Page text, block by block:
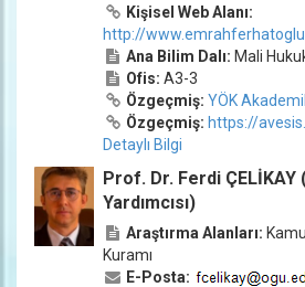
Kişisel Web Alanı:
http://
Ana Bilim Dalı: Mali
Ofis: A3-3
Özgeçmiş: YÖK
Özgeçmiş: https://
Detaylı Bilgi
Prof. Dr. Ferdi ÇELİKAY
Yardımcısı)
Araştırma Alanları:
Kuramı
E-Posta: